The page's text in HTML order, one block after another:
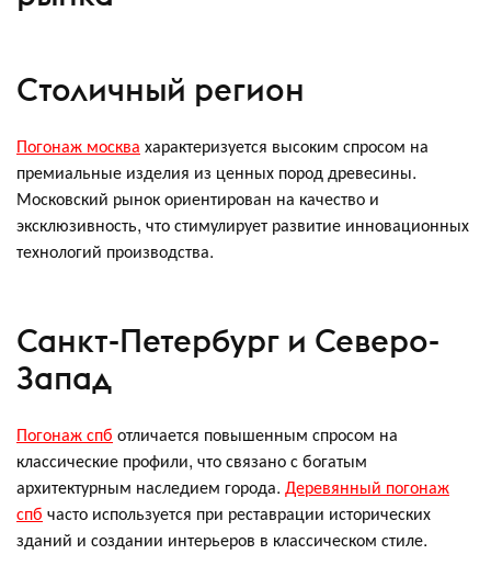
Столичный регион
Погонаж москва характеризуется высоким спросом на
премиальные изделия из ценных пород древесины.
Московский рынок ориентирован на качество и
эксклюзивность, что стимулирует развитие инновационных
технологий производства.
Санкт-Петербург и Северо-
Запад
Погонаж спб отличается повышенным спросом на
классические профили, что связано с богатым
архитектурным наследием города. Деревянный погонаж
спб часто используется при реставрации исторических
зданий и создании интерьеров в классическом стиле.